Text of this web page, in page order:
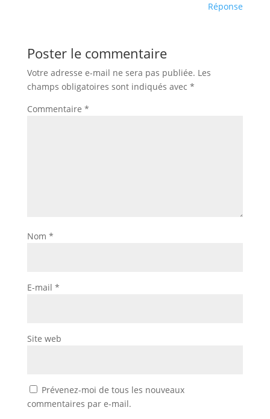
Réponse
Poster le commentaire
Votre adresse e-mail ne sera pas publiée. Les
champs obligatoires sont indiqués avec *
Commentaire *
Nom *
E-mail *
Site web
Prévenez-moi de tous les nouveaux
commentaires par e-mail.